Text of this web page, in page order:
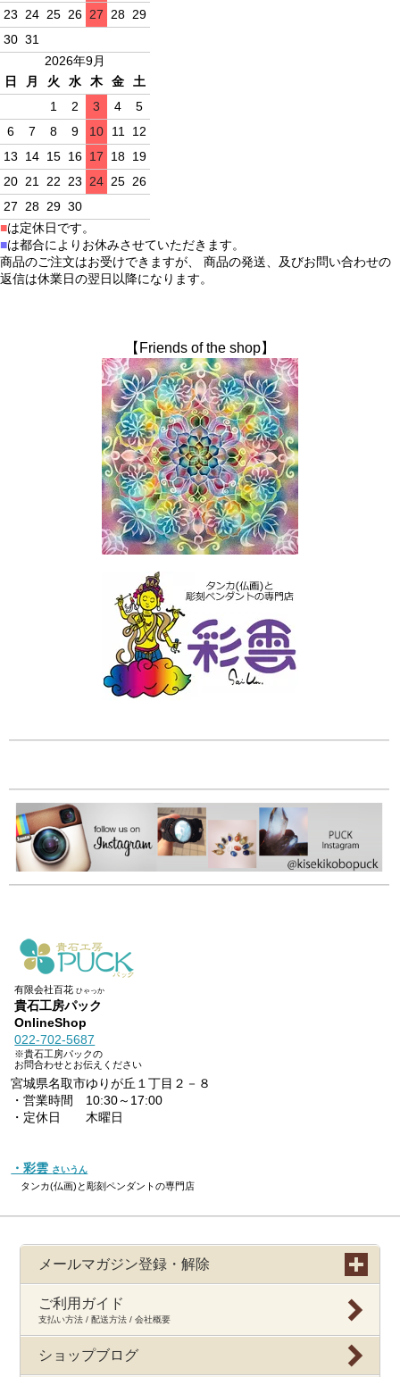
23
24 25 26 27 28 29
30 31
2026年9月
日
月 火 水 木 金
土
1
2 3 4
5
6
7 8 9 10 11
12
13
14 15 16 17 18 19
20 21 22 23 24 25 26
27
28 29 30
■は定休日です。
■は都合によりお休みさせていただきます。
商品のご注文はお受けできますが、 商品の発送、及びお問い合わせの
返信は休業日の翌日以降になります。
【Friends of the shop】
有限会社百花ひゃっか
貴石工房パック
OnlineShop
022-702-5687
※貴石工房パックの
お問合わせとお伝えください
宮城県名取市ゆりが丘１丁目２－８
・営業時間 10:30～17:00
・定休日 木曜日
・彩雲 さいうん
タンカ(仏画)と彫刻ペンダントの専門店
メールマガジン登録・解除
ご利用ガイド
支払い方法 / 配送方法 / 会社概要
ショップブログ